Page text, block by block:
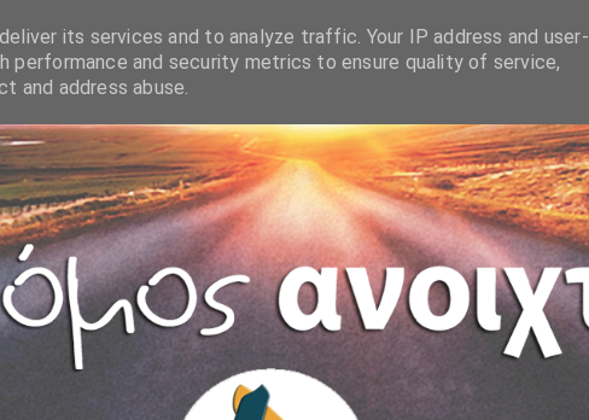
its services and to analyze traffic. Your IP address and user-
performance and security metrics to ensure quality of service,
and address abuse.